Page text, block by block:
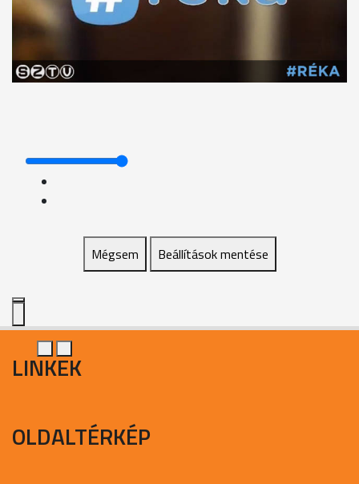
Mégsem Beállítások mentése
LINKEK
OLDALTÉRKÉP